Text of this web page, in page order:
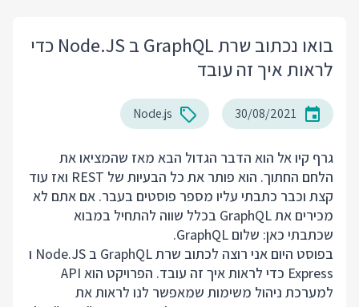
בואו נכתוב שרת GraphQL ב Node.JS כדי
לראות איך זה עובד
30/08/2021
Node.js
גרף קיו אל הוא הדבר הגדול הבא מאז שהמציאו את
הלחם החתוך. הוא פותר את כל הבעיות של REST ואז עוד
קצת וכבר כתבתי עליו מספר פוסטים בעבר. אם אתם לא
מכירים את GraphQL בכלל שווה להתחיל במבוא
שכתבתי כאן: שלום GraphQL
.
בפוסט היום אני רוצה לכתוב שרת GraphQL ב Node.JS ו
Express כדי לראות איך זה עובד. הפרויקט הוא API
למערכת ניהול משימות שמאפשר לנו לראות את